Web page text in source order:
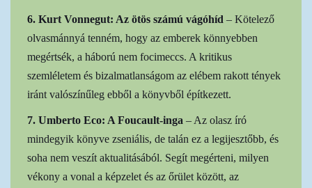
6. Kurt Vonnegut: Az ötös számú vágóhíd – Kötelező
olvasmánnyá tenném, hogy az emberek könnyebben
megértsék, a háború nem focimeccs. A kritikus
szemléletem és bizalmatlanságom az elébem rakott tények
iránt valószínűleg ebből a könyvből építkezett.
7. Umberto Eco: A Foucault-inga – Az olasz író
mindegyik könyve zseniális, de talán ez a legijesztőbb, és
soha nem veszít aktualitásából. Segít megérteni, milyen
vékony a vonal a képzelet és az őrület között, az